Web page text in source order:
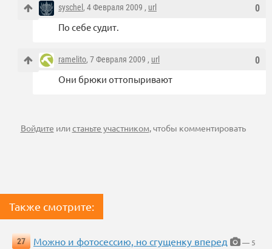
0
syschel , 4 Февраля 2009 , url
По себе судит.
0
ramelito, 7 Февраля 2009 , url
Они брюки оттопыривают
Войдите илистаньте участником, чтобы комментировать
Также смотрите:
27 Можно и фотосессию, но сгущенку вперед
— 5